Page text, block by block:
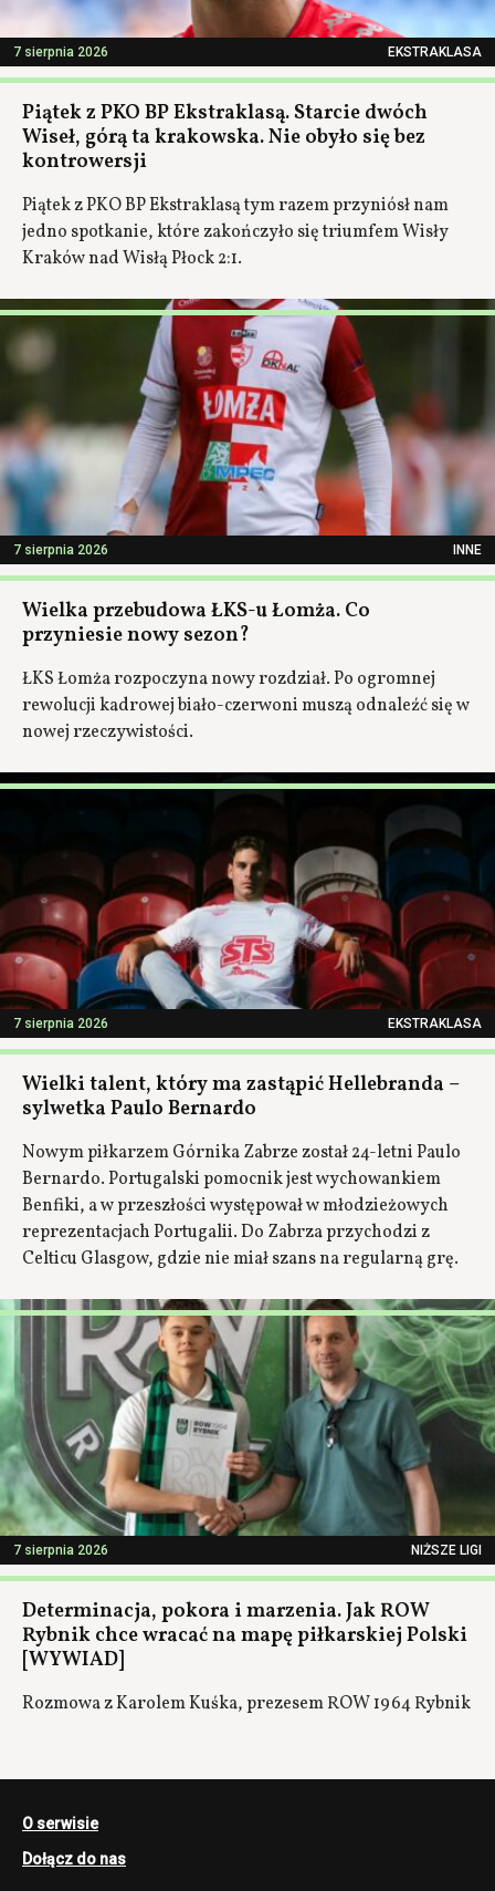
7 sierpnia 2026 EKSTRAKLASA
Piątek z PKO BP Ekstraklasą. Starcie dwóch
Wiseł, górą ta krakowska. Nie obyło się bez
kontrowersji
Piątek z PKO BP Ekstraklasą tym razem przyniósł nam
jedno spotkanie, które zakończyło się triumfem Wisły
Kraków nad Wisłą Płock 2:1.
7 sierpnia 2026 INNE
Wielka przebudowa ŁKS-u Łomża. Co
przyniesie nowy sezon?
ŁKS Łomża rozpoczyna nowy rozdział. Po ogromnej
rewolucji kadrowej biało-czerwoni muszą odnaleźć się w
nowej rzeczywistości.
7 sierpnia 2026 EKSTRAKLASA
Wielki talent, który ma zastąpić Hellebranda –
sylwetka Paulo Bernardo
Nowym piłkarzem Górnika Zabrze został 24-letni Paulo
Bernardo. Portugalski pomocnik jest wychowankiem
Benfiki, a w przeszłości występował w młodzieżowych
reprezentacjach Portugalii. Do Zabrza przychodzi z
Celticu Glasgow, gdzie nie miał szans na regularną grę.
7 sierpnia 2026 NIŻSZE LIGI
Determinacja, pokora i marzenia. Jak ROW
Rybnik chce wracać na mapę piłkarskiej Polski
[WYWIAD]
Rozmowa z Karolem Kuśka, prezesem ROW 1964 Rybnik
O serwisie
Dołącz do nas